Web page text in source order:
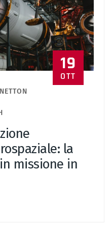
19
OTT
la
missione in